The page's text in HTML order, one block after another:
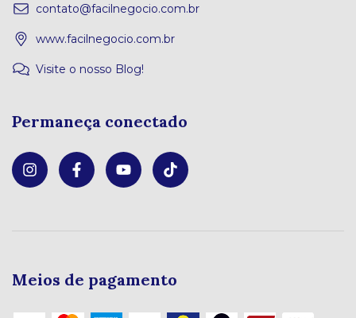
contato@facilnegocio.com.br
www.facilnegocio.com.br
Visite o nosso Blog!
Permaneça conectado
Meios de pagamento